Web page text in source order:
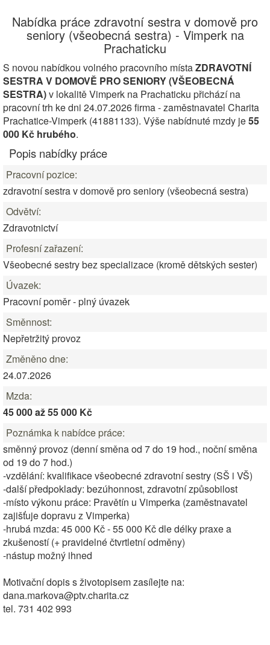
Nabídka práce zdravotní sestra v domově pro
seniory (všeobecná sestra) - Vimperk na
Prachaticku
S novou nabídkou volného pracovního místaZDRAVOTNÍ
SESTRA V DOMOVĚ PRO SENIORY (VŠEOBECNÁ
SESTRA)v lokalitě Vimperk na Prachaticku přichází na
pracovní trh ke dni 24.07.2026 firma - zaměstnavatel Charita
Prachatice-Vimperk (41881133). Výše nabídnuté mzdy je55
000 Kč hrubého.
Popis nabídky práce
Pracovní pozice:
zdravotní sestra v domově pro seniory (všeobecná sestra)
Odvětví:
Zdravotnictví
Profesní zařazení:
Všeobecné sestry bez specializace (kromě dětských sester)
Úvazek:
Pracovní poměr - plný úvazek
Směnnost:
Nepřetržitý provoz
Změněno dne:
24.07.2026
Mzda:
45 000 až 55 000 Kč
Poznámka k nabídce práce:
směnný provoz (denní směna od 7 do 19 hod., noční směna
od 19 do 7 hod.)
-vzdělání: kvalifikace všeobecné zdravotní sestry (SŠ i VŠ)
-další předpoklady: bezúhonnost, zdravotní způsobilost
-místo výkonu práce: Pravětín u Vimperka (zaměstnavatel
zajišťuje dopravu z Vimperka)
-hrubá mzda: 45 000 Kč - 55 000 Kč dle délky praxe a
zkušeností (+ pravidelné čtvrtletní odměny)
-nástup možný ihned
Motivační dopis s životopisem zasílejte na:
dana.markova@ptv.charita.cz
tel. 731 402 993